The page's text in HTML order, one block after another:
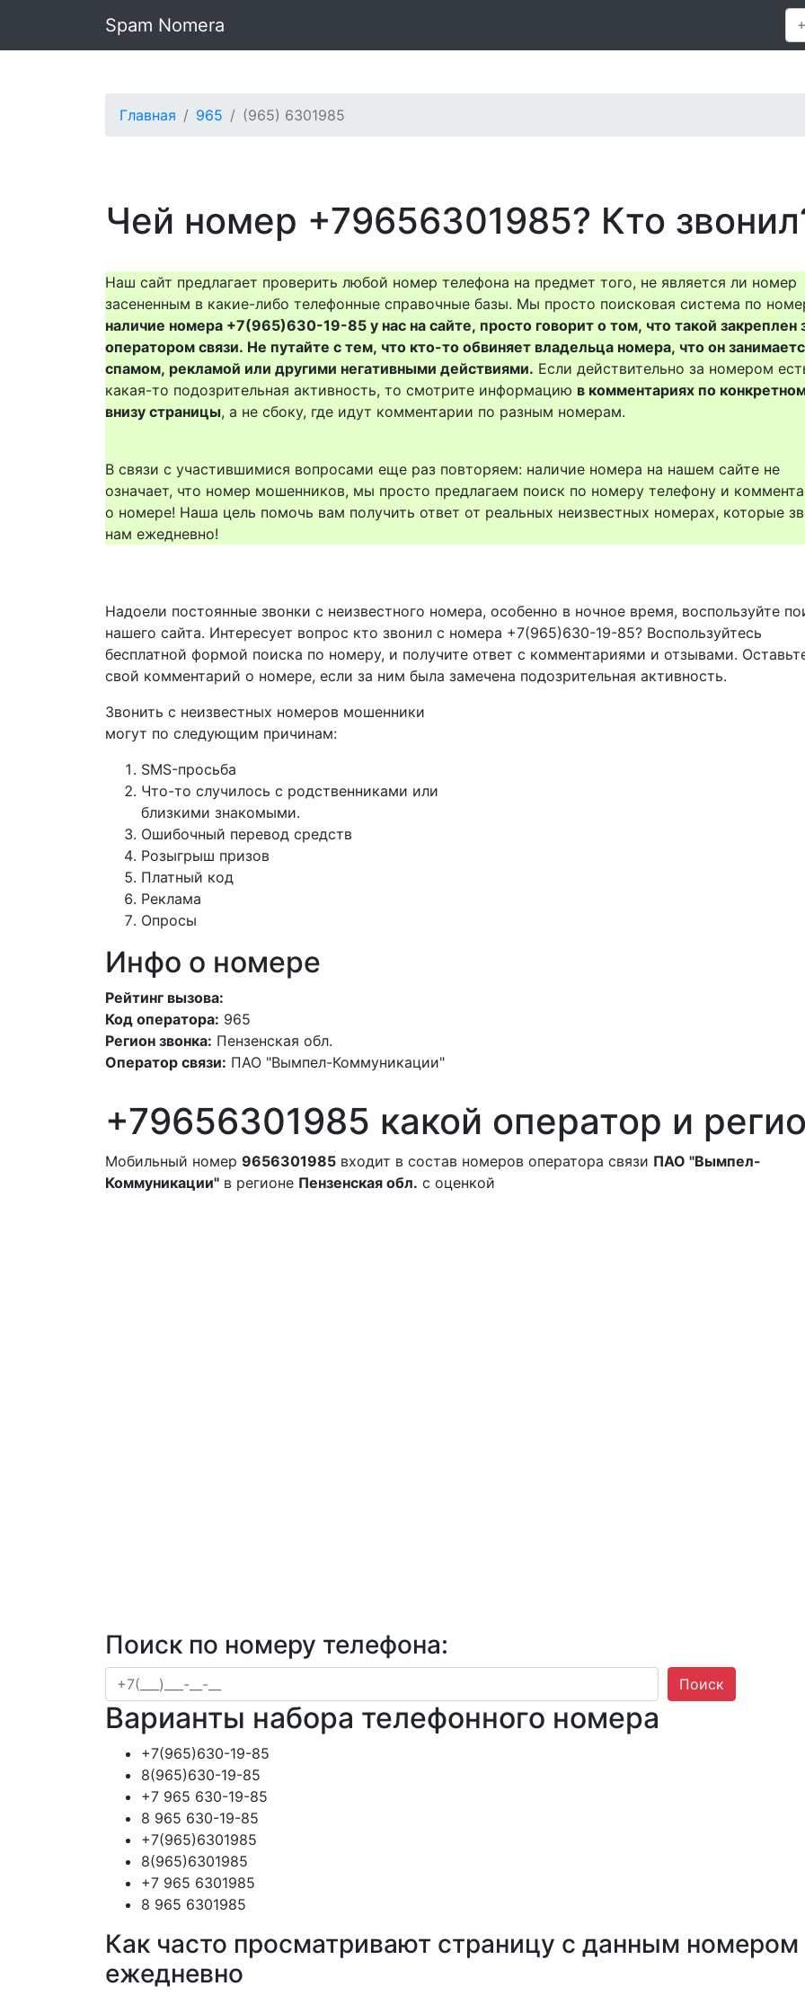
Spam Nomera
Главная 965 (965) 6301985
Чей номер +79656301985? Кто
Наш сайт предлагает проверить любой номер телефона на предмет того, не является ли номер
засененным в какие-либо телефонные справочные базы. Мы просто поисковая система по
наличие номера +7(965)630-19-85 у нас на сайте, просто говорит о том, что такой закреплен
оператором связи. Не путайте с тем, что кто-то обвиняет владельца номера, что он
спамом, рекламой или другими негативными действиями. Если действительно за номером
какая-то подозрительная активность, то смотрите информацию в комментариях по
внизу страницы, а не сбоку, где идут комментарии по разным номерам.
В связи с участившимися вопросами еще раз повторяем: наличие номера на нашем сайте не
означает, что номер мошенников, мы просто предлагаем поиск по номеру телефону и
о номере! Наша цель помочь вам получить ответ от реальных неизвестных номерах, которые
нам ежедневно!
Надоели постоянные звонки с неизвестного номера, особенно в ночное время, воспользуйте
нашего сайта. Интересует вопрос кто звонил с номера +7(965)630-19-85? Воспользуйтесь
бесплатной формой поиска по номеру, и получите ответ с комментариями и отзывами.
свой комментарий о номере, если за ним была замечена подозрительная активность.
Звонить с неизвестных номеров мошенники
могут по следующим причинам:
SMS-просьба
Что-то случилось с родственниками или
близкими знакомыми.
Ошибочный перевод средств
Розыгрыш призов
Платный код
Реклама
Опросы
Инфо о номере
Рейтинг вызова:
Код оператора: 965
Регион звонка: Пензенская обл.
Оператор связи: ПАО "Вымпел-Коммуникации"
+79656301985 какой оператор и
Мобильный номер 9656301985 входит в состав номеров оператора связи ПАО "Вымпел-
Коммуникации" в регионе Пензенская обл. с оценкой
Поиск по номеру телефона:
Поиск
Варианты набора телефонного номера
+7(965)630-19-85
8(965)630-19-85
+7 965 630-19-85
8 965 630-19-85
+7(965)6301985
8(965)6301985
+7 965 6301985
8 965 6301985
Как часто просматривают страницу с данным номером
ежедневно